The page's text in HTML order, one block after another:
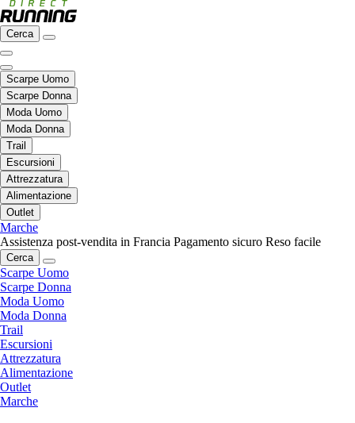
Cerca
Scarpe Uomo
Scarpe Donna
Moda Uomo
Moda Donna
Trail
Escursioni
Attrezzatura
Alimentazione
Outlet
Marche
Assistenza post-vendita in Francia Pagamento sicuro Reso facile
Cerca
Scarpe Uomo
Scarpe Donna
Moda Uomo
Moda Donna
Trail
Escursioni
Attrezzatura
Alimentazione
Outlet
Marche